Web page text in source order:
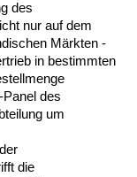
des
nur auf dem
Märkten -
in bestimmten
des
um
die